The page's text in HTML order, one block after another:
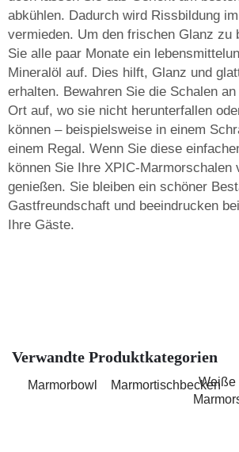
abkühlen. Dadurch wird Rissbildung
vermieden. Um den frischen Glanz zu
Sie alle paar Monate ein
Mineralöl auf. Dies hilft, Glanz und
erhalten. Bewahren Sie die Schalen
Ort auf, wo sie nicht herunterfallen
können – beispielsweise in einem
einem Regal. Wenn Sie diese
können Sie Ihre XPIC-Marmorschalen
genießen. Sie bleiben ein schöner
Gastfreundschaft und beeindrucken
Ihre Gäste.
Verwandte Produktkategorien
Marmorbowl Marmortischbecken
Weiße